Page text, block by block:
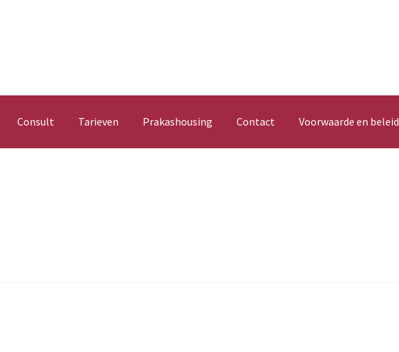
Consult Tarieven Prakashousing Contact Voorwaarde en beleid